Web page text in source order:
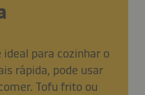
para cozinhar o
rápida, pode usar
Tofu frito ou